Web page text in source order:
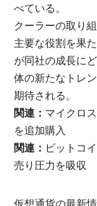
べている。
クーラーの取り
主要な役割を果
が同社の成長に
体の新たなトレ
期待される。
関連： マイクロ
を追加購入
関連： ビットコ
売り圧力を吸収